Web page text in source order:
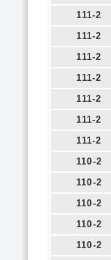
111-2
111-2
111-2
111-2
111-2
111-2
111-2
110-2
110-2
110-2
110-2
110-2